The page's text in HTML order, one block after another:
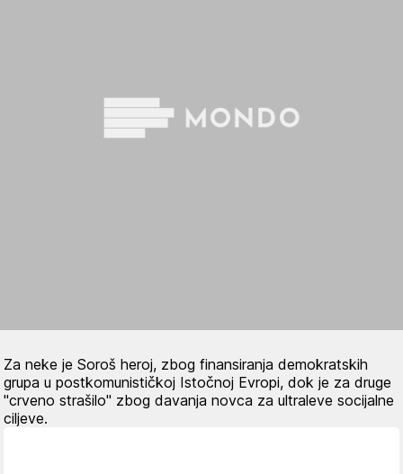
Za neke je Soroš heroj, zbog finansiranja demokratskih
grupa u postkomunističkoj Istočnoj Evropi, dok je za druge
"crveno strašilo" zbog davanja novca za ultraleve socijalne
ciljeve.